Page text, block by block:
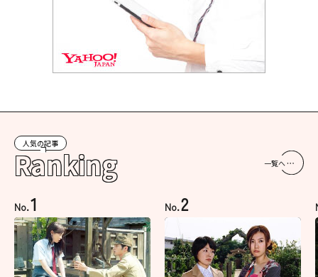
人気の記事
Ranking 一覧へ
No.1 No.2